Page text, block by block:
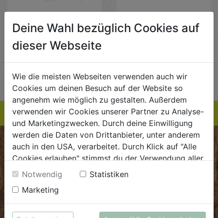
€ 3,49
AUF DIE EINKAUFSLISTE AUF DIEEINKAUFSLISTE
BIOKISTE
Kundenservice
Mo - Do: 8.00 - 16.00 Uhr
Fr: 8.00 - 15.00 Uhr
Deine Wahl bezüglich Cookies auf
dieser Webseite
Wie die meisten Webseiten verwenden auch wir
Cookies um deinen Besuch auf der Website so
angenehm wie möglich zu gestalten. Außerdem
verwenden wir Cookies unserer Partner zu Analyse-
und Marketingzwecken. Durch deine Einwilligung
werden die Daten von Drittanbieter, unter anderem
auch in den USA, verarbeitet. Durch Klick auf "Alle
Cookies erlauben" stimmst du der Verwendung aller
Cookies zu. Unter "Details anzeigen" findest du alle
Infos zu den unterschiedlichen Cookies, du kannst
auch entscheiden, welche Cookies du erlauben
möchtest.
Notwendig
Statistiken
Marketing